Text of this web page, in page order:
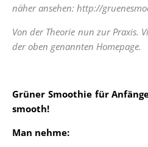
näher ansehen: http://
Von der Theorie nun zur Praxis.
der oben genannten Homepage.
Grüner Smoothie für
smooth!
Man nehme: